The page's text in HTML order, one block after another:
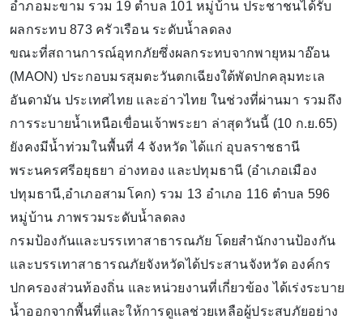
อำภอมะขาม รวม 19 ตำบล 101 หมู่บ้าน ประชาชนได้รับ
ผลกระทบ 873 ครัวเรือน ระดับน้ำลดลง
ขณะที่สถานการณ์อุทกภัยซึ่งผลกระทบจากพายุหมาอ๊อน
(MAON) ประกอบมรสุมตะวันตกเฉียงใต้พัดปกคลุมทะเล
อันดามัน ประเทศไทย และอ่าวไทย ในช่วงที่ผ่านมา รวมถึง
การระบายน้ำเหนือเขื่อนเจ้าพระยา ล่าสุดวันนี้ (10 ก.ย.65)
ยังคงมีน้ำท่วมในพื้นที่ 4 จังหวัด ได้แก่ อุบลราชธานี
พระนครศรีอยุธยา อ่างทอง และปทุมธานี (อำเภอเมือง
ปทุมธานี,อำเภอสามโคก) รวม 13 อำเภอ 116 ตำบล 596
หมู่บ้าน ภาพรวมระดับน้ำลดลง
กรมป้องกันและบรรเทาสาธารณภัย โดยสำนักงานป้องกัน
และบรรเทาสาธารณภัยจังหวัดได้ประสานจังหวัด องค์กร
ปกครองส่วนท้องถิ่น และหน่วยงานที่เกี่ยวข้อง ได้เร่งระบาย
น้ำออกจากพื้นที่และให้การดูแลช่วยเหลือผู้ประสบภัยอย่าง